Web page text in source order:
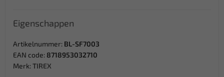
Eigenschappen
Artikelnummer: BL-SF7003
EAN code: 8718953032710
Merk: TIREX